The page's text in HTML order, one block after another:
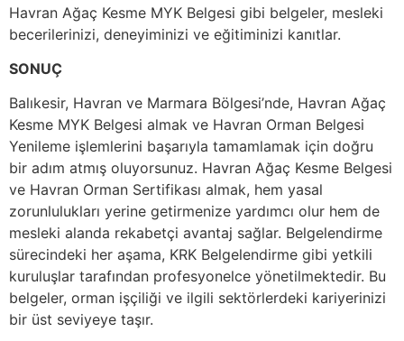
Havran Ağaç Kesme MYK Belgesi gibi belgeler, mesleki
becerilerinizi, deneyiminizi ve eğitiminizi kanıtlar.
SONUÇ
Balıkesir, Havran ve Marmara Bölgesi’nde, Havran Ağaç
Kesme MYK Belgesi almak ve Havran Orman Belgesi
Yenileme işlemlerini başarıyla tamamlamak için doğru
bir adım atmış oluyorsunuz. Havran Ağaç Kesme Belgesi
ve Havran Orman Sertifikası almak, hem yasal
zorunlulukları yerine getirmenize yardımcı olur hem de
mesleki alanda rekabetçi avantaj sağlar. Belgelendirme
sürecindeki her aşama, KRK Belgelendirme gibi yetkili
kuruluşlar tarafından profesyonelce yönetilmektedir. Bu
belgeler, orman işçiliği ve ilgili sektörlerdeki kariyerinizi
bir üst seviyeye taşır.